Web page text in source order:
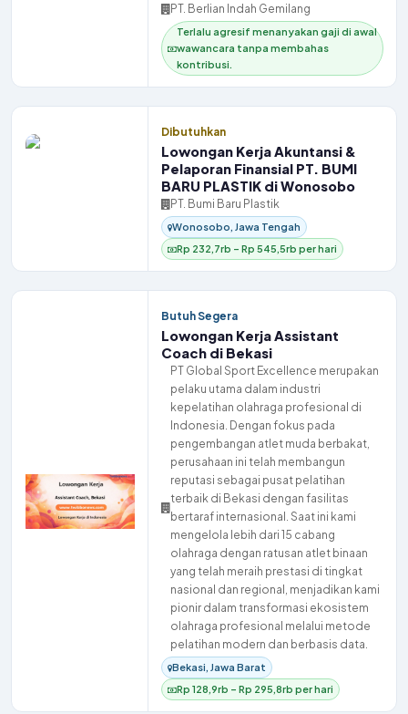
PT. Berlian Indah Gemilang
Terlalu agresif menanyakan gaji di awal
wawancara tanpa membahas
kontribusi.
Dibutuhkan
Lowongan Kerja Akuntansi &
Pelaporan Finansial PT. BUMI
BARU PLASTIK di Wonosobo
PT. Bumi Baru Plastik
Wonosobo, Jawa Tengah
Rp 232,7rb – Rp 545,5rb per hari
Butuh Segera
Lowongan Kerja Assistant
Coach di Bekasi
PT Global Sport Excellence merupakan
pelaku utama dalam industri
kepelatihan olahraga profesional di
Indonesia. Dengan fokus pada
pengembangan atlet muda berbakat,
perusahaan ini telah membangun
reputasi sebagai pusat pelatihan
terbaik di Bekasi dengan fasilitas
bertaraf internasional. Saat ini kami
mengelola lebih dari 15 cabang
olahraga dengan ratusan atlet binaan
yang telah meraih prestasi di tingkat
nasional dan regional, menjadikan kami
pionir dalam transformasi ekosistem
olahraga profesional melalui metode
pelatihan modern dan berbasis data.
Bekasi, Jawa Barat
Rp 128,9rb – Rp 295,8rb per hari